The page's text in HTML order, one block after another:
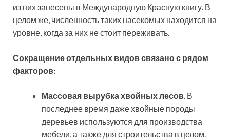
из них занесены в Международную Красную книгу. В
целом же, численность таких насекомых находится на
уровне, когда за них не стоит переживать.
Сокращение отдельных видов связано с рядом
факторов:
Массовая вырубка хвойных лесов. В
последнее время даже хвойные породы
деревьев используются для производства
мебели, а также для строительства в целом.